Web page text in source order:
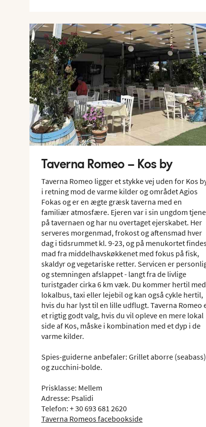
Taverna Romeo – Kos by
Taverna Romeo ligger et stykke vej uden for Kos
i retning mod de varme kilder og området Agios
Fokas og er en ægte græsk taverna med en
familiær atmosfære. Ejeren var i sin ungdom
på tavernaen og har nu overtaget ejerskabet. Her
serveres morgenmad, frokost og aftensmad hver
dag i tidsrummet kl. 9-23, og på menukortet
mad fra middelhavskøkkenet med fokus på fisk,
skaldyr og vegetariske retter. Servicen er
og stemningen afslappet - langt fra de livlige
turistgader cirka 6 km væk. Du kommer hertil med
lokalbus, taxi eller lejebil og kan også cykle hertil,
hvis du har lyst til en lille udflugt. Taverna Romeo
et rigtig godt valg, hvis du vil opleve en mere lokal
side af Kos, måske i kombination med et dyp i de
varme kilder.
Spies-guiderne anbefaler: Grillet aborre (seabass)
og zucchini-bolde.
Prisklasse: Mellem
Adresse: Psalidi
Telefon: + 30 693 681 2620
Taverna Romeos facebookside